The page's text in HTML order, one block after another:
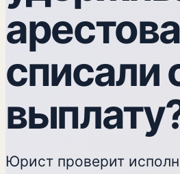
списали
Юрист проверит